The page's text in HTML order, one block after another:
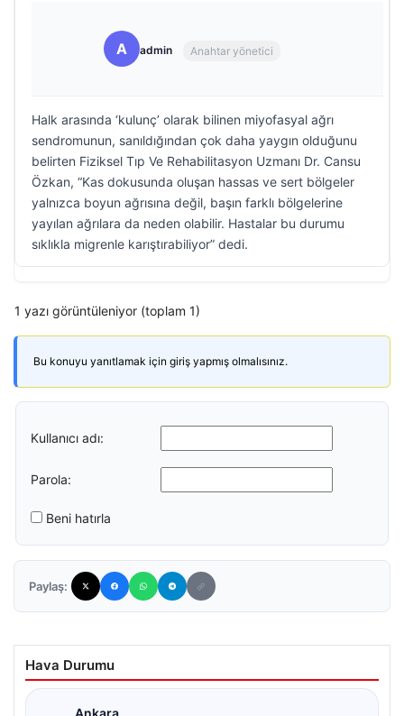
A admin Anahtar yönetici
Halk arasında ‘kulunç’ olarak bilinen miyofasyal ağrı
sendromunun, sanıldığından çok daha yaygın olduğunu
belirten Fiziksel Tıp Ve Rehabilitasyon Uzmanı Dr. Cansu
Özkan, “Kas dokusunda oluşan hassas ve sert bölgeler
yalnızca boyun ağrısına değil, başın farklı bölgelerine
yayılan ağrılara da neden olabilir. Hastalar bu durumu
sıklıkla migrenle karıştırabiliyor” dedi.
1 yazı görüntüleniyor (toplam 1)
Bu konuyu yanıtlamak için giriş yapmış olmalısınız.
Kullanıcı adı:
Parola:
Beni hatırla
Paylaş:
Hava Durumu
Ankara